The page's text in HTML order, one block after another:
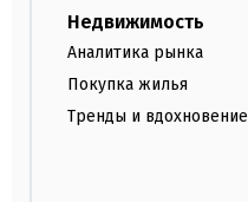
Недвижимость
Аналитика рынка
Покупка жилья
Тренды и вдохновение